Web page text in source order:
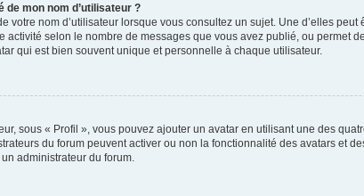
mon nom d’utilisateur ?
votre nom d’utilisateur lorsque vous consultez un sujet. Une d’elles
activité selon le nombre de messages que vous avez publié, ou permet
qui est bien souvent unique et personnelle à chaque utilisateur.
sous « Profil », vous pouvez ajouter un avatar en utilisant une des
du forum peuvent activer ou non la fonctionnalité des avatars et
administrateur du forum.